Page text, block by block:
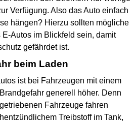
Verfügung. Also das Auto einfach
hängen? Hierzu sollten mögliche
Autos im Blickfeld sein, damit
gefährdet ist.
beim Laden
ist bei Fahrzeugen mit einem
generell höher. Denn
Fahrzeuge fahren
Treibstoff im Tank,